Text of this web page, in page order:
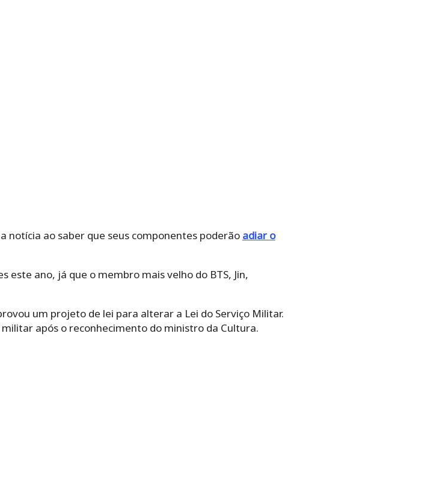
notícia ao saber que seus componentes poderão adiar o
ano, já que o membro mais velho do BTS, Jin,
um projeto de lei para alterar a Lei do Serviço Militar.
após o reconhecimento do ministro da Cultura.